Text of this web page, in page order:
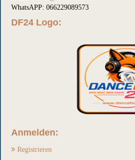
WhatsAPP: 066229089573
DF24 Logo:
Anmelden:
Registrieren